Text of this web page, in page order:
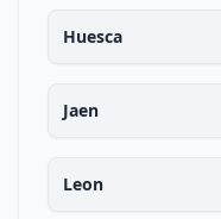
Huesca
Jaen
Leon